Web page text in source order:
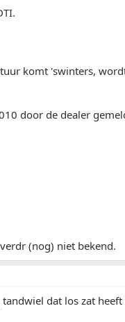
komt 'swinters,
door de dealer
(nog) niet bekend.
dat los zat